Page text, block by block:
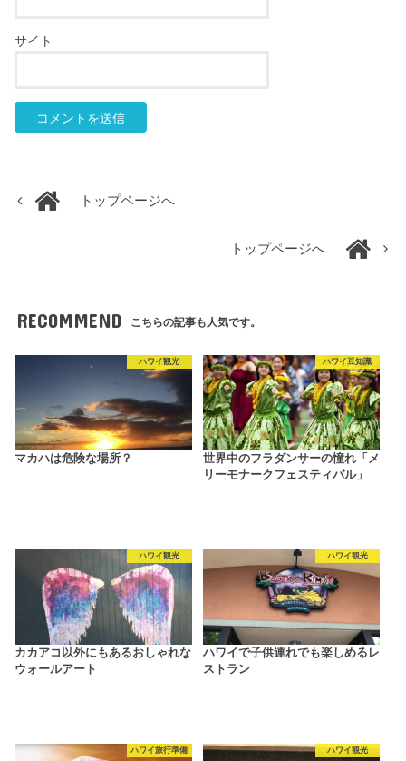
サイト
トップページへ
トップページへ
RECOMMEND こちらの記事も人気です。
ハワイ観光
マカハは危険な場所？
ハワイ豆知識
世界中のフラダンサーの憧れ「メ
リーモナークフェスティバル」
ハワイ観光
カカアコ以外にもあるおしゃれな
ウォールアート
ハワイ観光
ハワイで子供連れでも楽しめるレ
ストラン
ハワイ旅行準備 ハワイ観光